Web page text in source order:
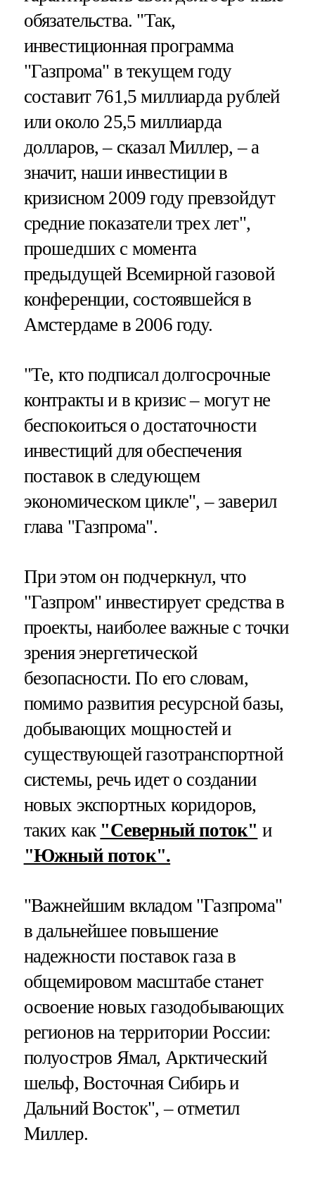
обязательства. "Так,
инвестиционная программа
"Газпрома" в текущем году
составит 761,5 миллиарда рублей
или около 25,5 миллиарда
долларов, – сказал Миллер, – а
значит, наши инвестиции в
кризисном 2009 году превзойдут
средние показатели трех лет",
прошедших с момента
предыдущей Всемирной газовой
конференции, состоявшейся в
Амстердаме в 2006 году.
"Те, кто подписал долгосрочные
контракты и в кризис – могут не
беспокоиться о достаточности
инвестиций для обеспечения
поставок в следующем
экономическом цикле", – заверил
глава "Газпрома".
При этом он подчеркнул, что
"Газпром" инвестирует средства в
проекты, наиболее важные с точки
зрения энергетической
безопасности. По его словам,
помимо развития ресурсной базы,
добывающих мощностей и
существующей газотранспортной
системы, речь идет о создании
новых экспортных коридоров,
таких как "Северный поток" и
"Южный поток".
"Важнейшим вкладом "Газпрома"
в дальнейшее повышение
надежности поставок газа в
общемировом масштабе станет
освоение новых газодобывающих
регионов на территории России:
полуостров Ямал, Арктический
шельф, Восточная Сибирь и
Дальний Восток", – отметил
Миллер.